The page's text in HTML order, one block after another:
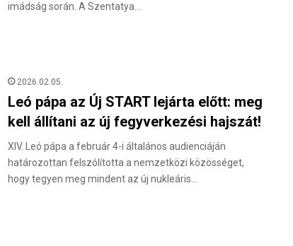
imádság során. A Szentatya…
2026.02.05.
Leó pápa az Új START lejárta előtt: meg
kell állítani az új fegyverkezési hajszát!
XIV. Leó pápa a február 4-i általános audienciáján
határozottan felszólította a nemzetközi közösséget,
hogy tegyen meg mindent az új nukleáris…